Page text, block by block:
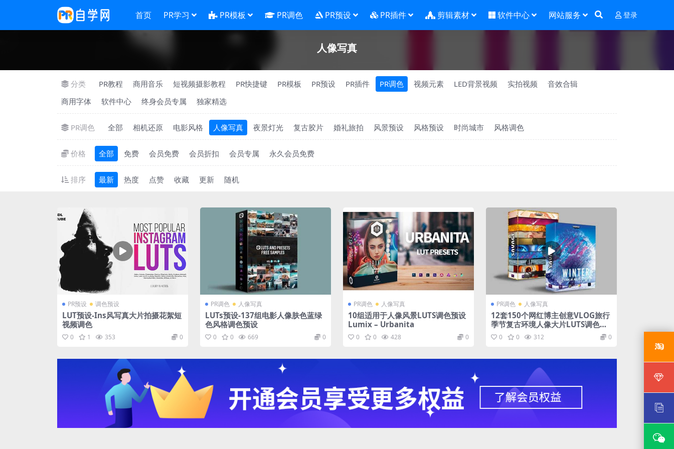
首页 PR学习 PR模板 PR调色 PR预设 PR插件 剪辑素材 软件中心 网站服务 登录
人像写真
分类 PR教程 商用音乐 短视频摄影教程 PR快捷键 PR模板 PR预设 PR插件 PR调色 视频元素 LED背景视频 实拍视频
音效合辑
商用字体
软件中心 终身会员专属 独家精选
PR调色 全部 相机还原 电影风格 人像写真 夜景灯光 复古胶片 婚礼旅拍 风景预设 风格预设 时尚城市 风格调色
价格 全部 免费 会员免费 会员折扣 会员专属 永久会员免费
排序 最新 热度 点赞 收藏 更新 随机
PR预设 调色预设
LUT预设-Ins风写真大片拍摄花絮短
视频调色
0 1 353 0
PR调色 人像写真
LUTs预设-137组电影人像肤色蓝绿
色风格调色预设
0 0 669 0
PR调色 人像写真
10组适用于人像风景LUTS调色预设
Lumix – Urbanita
0 0 428 0
PR调色 人像写真
12套150个网红博主创意VLOG旅行
季节复古环境人像大片LUTS调色预
设 WINTER + ALL LUTS PACK
0 0 312 0